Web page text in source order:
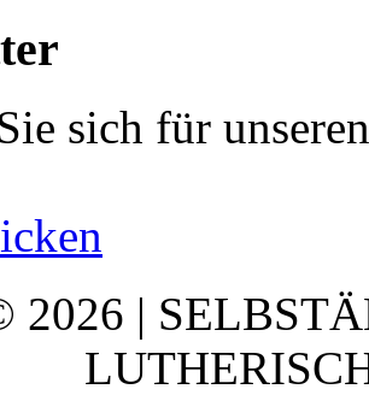
sich für
2026 |